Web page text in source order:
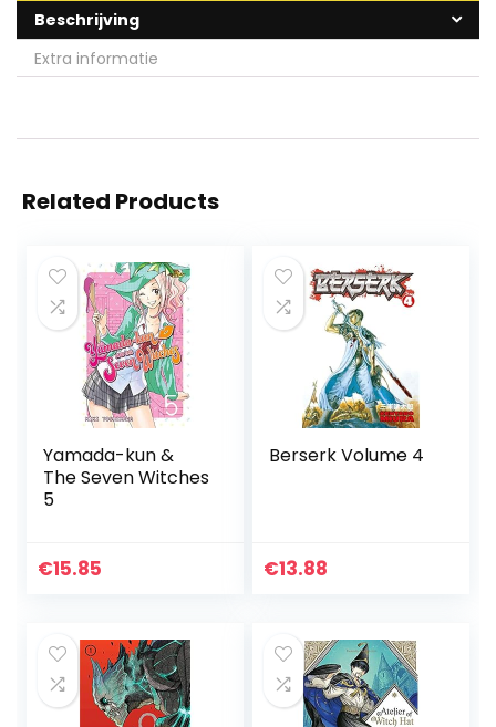
Beschrijving
Extra informatie
Related Products
Yamada-kun &
The Seven Witches
5
€15.85
Berserk Volume 4
€13.88